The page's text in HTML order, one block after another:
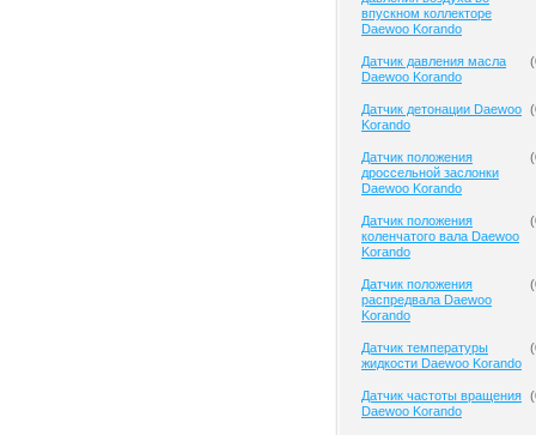
впускном коллекторе
Daewoo Korando
Датчик давления масла
Daewoo Korando
(
Датчик детонации Daewoo
Korando
(
Датчик положения
дроссельной заслонки
Daewoo Korando
(
Датчик положения
коленчатого вала Daewoo
Korando
(
Датчик положения
распредвала Daewoo
Korando
(
Датчик температуры
жидкости Daewoo Korando
(
Датчик частоты вращения
Daewoo Korando
(